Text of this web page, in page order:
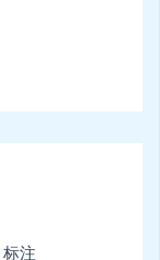
标注